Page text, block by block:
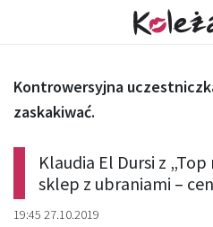
Klaudia El Dursi z
sklep z ubraniami –
19:45 27.10.2019
Kontrowersyjna
zaskakiwać.